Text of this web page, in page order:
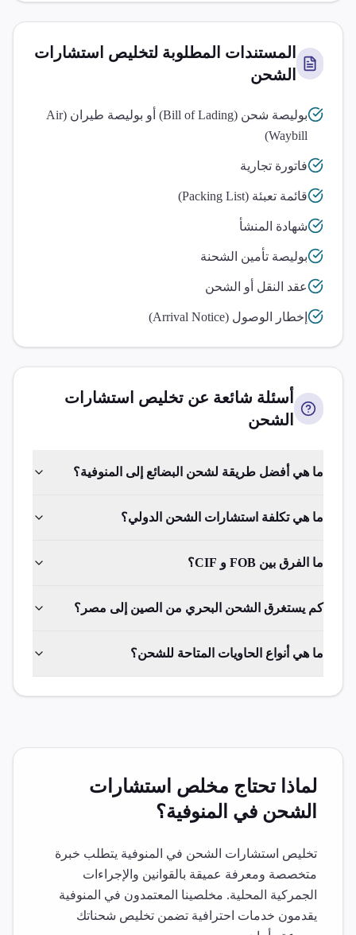
المستندات المطلوبة لتخليص استشارات
الشحن
بوليصة شحن (Bill of Lading) أو بوليصة طيران (Air
Waybill)
فاتورة تجارية
قائمة تعبئة (Packing List)
شهادة المنشأ
بوليصة تأمين الشحنة
عقد النقل أو الشحن
إخطار الوصول (Arrival Notice)
أسئلة شائعة عن تخليص استشارات
الشحن
ما هي أفضل طريقة لشحن البضائع إلى المنوفية؟
ما هي تكلفة استشارات الشحن الدولي؟
ما الفرق بين FOB و CIF؟
كم يستغرق الشحن البحري من الصين إلى مصر؟
ما هي أنواع الحاويات المتاحة للشحن؟
لماذا تحتاج مخلص استشارات
الشحن في المنوفية؟
تخليص استشارات الشحن في المنوفية يتطلب خبرة
متخصصة ومعرفة عميقة بالقوانين والإجراءات
الجمركية المحلية. مخلصينا المعتمدون في المنوفية
يقدمون خدمات احترافية تضمن تخليص شحناتك